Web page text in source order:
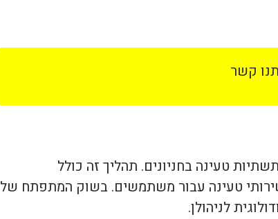
קשר
טעינה בחניונים. תהליך זה כולל
טעינה עבור משתמשים. בשוק המתפתח של
לניהולן.